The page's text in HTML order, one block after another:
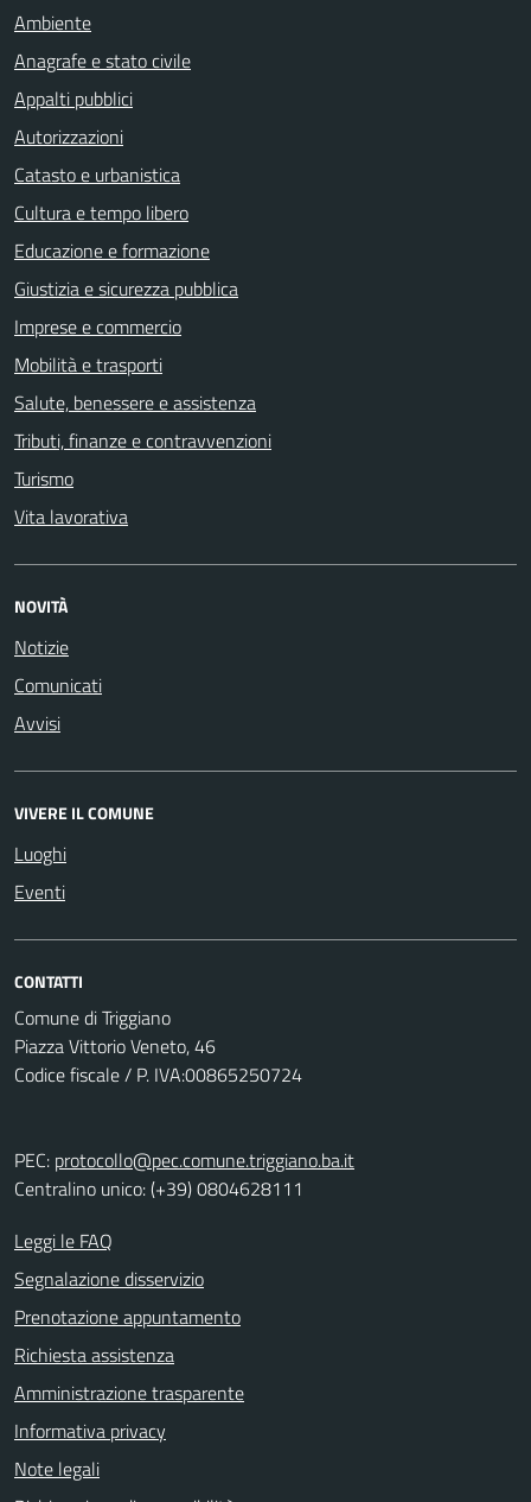
Ambiente
Anagrafe e stato civile
Appalti pubblici
Autorizzazioni
Catasto e urbanistica
Cultura e tempo libero
Educazione e formazione
Giustizia e sicurezza pubblica
Imprese e commercio
Mobilità e trasporti
Salute, benessere e assistenza
Tributi, finanze e contravvenzioni
Turismo
Vita lavorativa
NOVITÀ
Notizie
Comunicati
Avvisi
VIVERE IL COMUNE
Luoghi
Eventi
CONTATTI
Comune di Triggiano
Piazza Vittorio Veneto, 46
Codice fiscale / P. IVA:00865250724
PEC: protocollo@pec.comune.triggiano.ba.it
Centralino unico: (+39) 0804628111
Leggi le FAQ
Segnalazione disservizio
Prenotazione appuntamento
Richiesta assistenza
Amministrazione trasparente
Informativa privacy
Note legali